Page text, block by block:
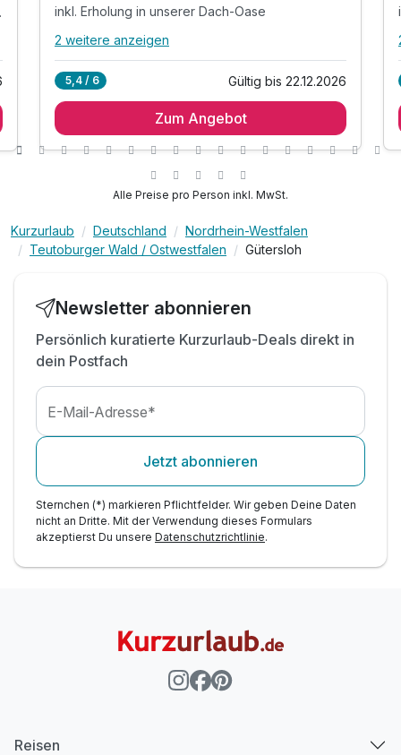
inkl. Erholung in unserer Dach-Oase
Alle Inklusivleistungen
1 x reichhaltiges Frühstück vom Buffet
inkl. Nutzung der Sauna und Dampfbad
2 weitere anzeigen
5,4 / 6 Gültig bis 22.12.2026
Zum Angebot
Alle Preise pro Person inkl. MwSt.
Kurzurlaub Deutschland
Nordrhein-Westfalen
Teutoburger Wald / Ostwestfalen
Gütersloh
Newsletter abonnieren
Persönlich kuratierte Kurzurlaub-Deals direkt in
dein Postfach
E-Mail-Adresse*
Jetzt abonnieren
Sternchen (*) markieren Pflichtfelder. Wir geben Deine Daten
nicht an Dritte. Mit der Verwendung dieses Formulars
akzeptierst Du unsere Datenschutzrichtlinie.
Reisen